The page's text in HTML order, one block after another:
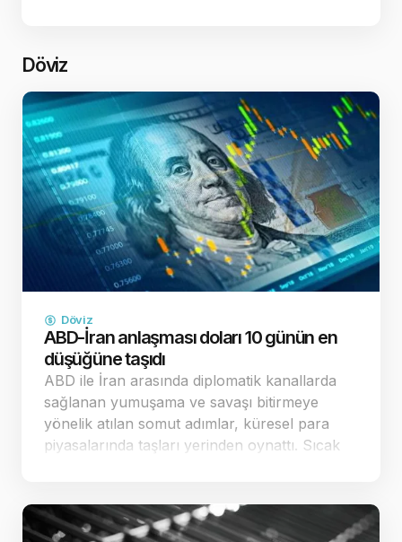
revizyonu beklent…
Döviz
Döviz
ABD-İran anlaşması doları 10 günün en
düşüğüne taşıdı
ABD ile İran arasında diplomatik kanallarda
sağlanan yumuşama ve savaşı bitirmeye
yönelik atılan somut adımlar, küresel para
piyasalarında taşları yerinden oynattı. Sıcak
yatırımcıların "g…